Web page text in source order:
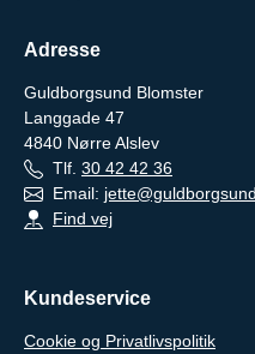
Adresse
Guldborgsund Blomster
Langgade 47
4840 Nørre Alslev
Tlf. 30 42 42 36
Email:
Find vej
Kundeservice
Cookie og Privatlivspolitik